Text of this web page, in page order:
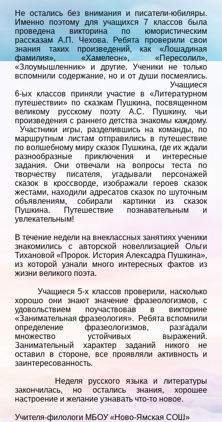
Не остались без внимания и писатели-юбиляры.
Именно поэтому для учащихся 7 классов была
проведена викторина по юмористическим
рассказам А.П. Чехова. Ребята проверили свои
знания таких произведений, как «Лошадиная
фамилия», «Хамелеон», «Пересолил»,
«Злоумышленник» и другие. Ученики не только
вспомнили содержание, но и от души посмеялись.
Учащиеся
6-ых классов приняли участие в «Литературном
путешествии» по сказкам Пушкина, посвященном
великому русскому поэту А.С. Пушкину, чьи
произведения с раннего детства знакомы каждому.
Участники игры, разделившись на команды, по
маршрутным листам отправились в путешествие
по волшебному миру сказок Пушкина, где их ждали
разнообразные приключения и интересные
задания. Они отвечали на вопросы теста по
творчеству писателя, угадывали персонажей
сказок в кроссворде, изображали героев сказок
жестами, находили адресатов сказок по шуточным
объявлениям, собирали картинки из сказок
Пушкина. Путешествие познавательным и
увлекательным!
В течение недели на внеклассных занятиях ученики
знакомились с авторской новеллизацией Ольги
Тихановой «Пророк. История Алексадра Пушкина»,
из которой узнали много интересных фактов из
жизни великого поэта.
Учащиеся 5-х классов проверили, насколько
хорошо они знают значение фразеологизмов, с
удовольствием поучаствовав в викторине
«Занимательная фразеология». Ребята вспомнили
определение фразеологизмов, разгадали
множество устойчивых выражений.
Занимательный характер заданий никого не
оставил в стороне, все проявляли активность и
заинтересованность.
Неделя русского языка и литературы
закончилась, но остались знания, хорошее
настроение и желание узнавать что-то новое.
Учителя-филологи МБОУ «Ново-Ямская СОШ»